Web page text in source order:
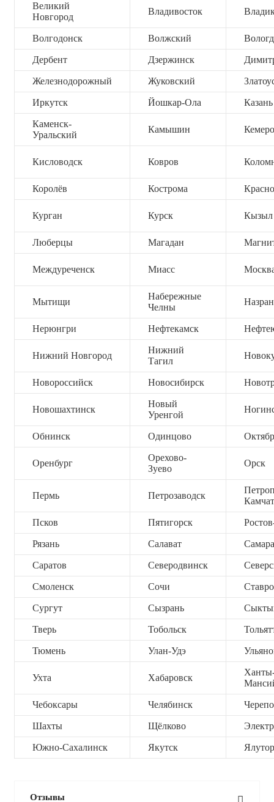
Великий
Новгород
Владивосток
Волгодонск Волжский
Дербент Дзержинск
Железнодорожный Жуковский
Иркутск Йошкар-Ола Казань
Каменск-
Уральский
Камышин
Кисловодск Ковров
Королёв Кострома
Курган Курск Кызыл
Люберцы Магадан
Междуреченск Миасс
Мытищи
Набережные
Челны
Нерюнгри Нефтекамск
Нижний Новгород
Нижний
Тагил
Новороссийск Новосибирск
Новошахтинск
Новый
Уренгой
Обнинск Одинцово
Оренбург
Орехово-
Зуево
Орск
Пермь Петрозаводск
Псков Пятигорск
Рязань Салават Самара
Саратов Северодвинск
Смоленск Сочи
Сургут Сызрань
Тверь Тобольск
Тюмень Улан-Удэ
Ухта Хабаровск
Чебоксары Челябинск
Шахты Щёлково
Южно-Сахалинск Якутск
Отзывы